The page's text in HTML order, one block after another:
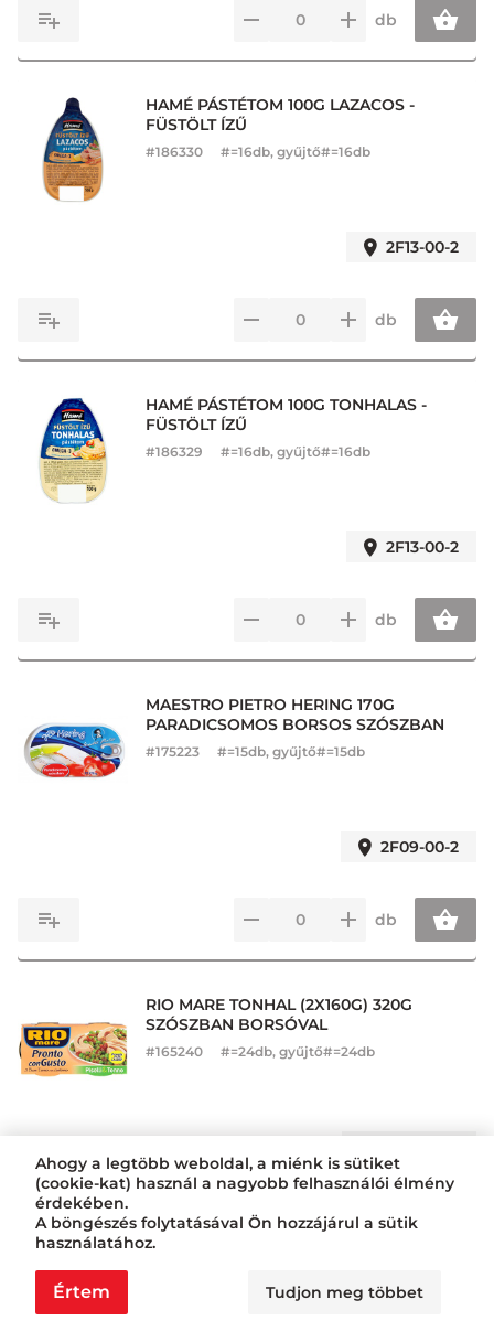
db
HAMÉ PÁSTÉTOM 100G LAZACOS -
FÜSTÖLT ÍZŰ
#186330 #=16db, gyűjtő#=16db
2F13-00-2
db
HAMÉ PÁSTÉTOM 100G TONHALAS -
FÜSTÖLT ÍZŰ
#186329 #=16db, gyűjtő#=16db
2F13-00-2
db
MAESTRO PIETRO HERING 170G
PARADICSOMOS BORSOS SZÓSZBAN
#175223 #=15db, gyűjtő#=15db
2F09-00-2
db
RIO MARE TONHAL (2X160G) 320G
SZÓSZBAN BORSÓVAL
#165240 #=24db, gyűjtő#=24db
db
RIO MARE TONHAL (2X160G) 320G
Ahogy a legtöbb weboldal, a miénk is sütiket
(cookie-kat) használ a nagyobb felhasználói élmény
érdekében.
A böngészés folytatásával Ön hozzájárul a sütik
használatához.
Értem Tudjon meg többet